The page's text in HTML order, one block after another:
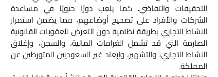
التحقيقات والتقاضي. كما يلعب دورًا حيويًا في مساعدة
الشركات والأفراد على تصحيح أوضاعهم، مما يضمن استمرار
النشاط التجاري بطريقة نظامية دون التعرض للعقوبات القانونية
الصارمة التي قد تشمل الغرامات المالية، والسجن، وإغلاق
النشاط التجاري، والتشهير، وإبعاد غير السعوديين المتورطين عن
المملكة.